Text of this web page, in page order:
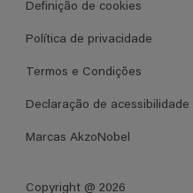
Definição de cookies
Política de privacidade
Termos e Condições
Declaração de acessibilidade
Marcas AkzoNobel
Copyright @ 2026